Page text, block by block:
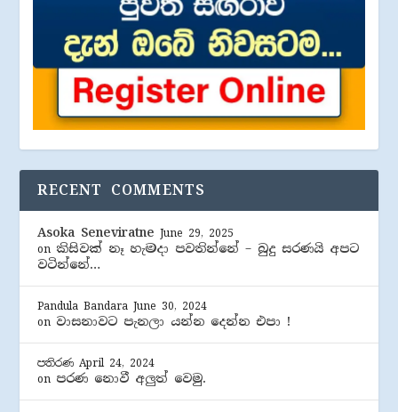
RECENT COMMENTS
Asoka Seneviratne June 29, 2025
on කිසිවක් නෑ හැමදා පවතින්නේ – බුදු සරණයි අපට
වටින්නේ…
Pandula Bandara June 30, 2024
on වාසනාවට පැනලා යන්න දෙන්න එපා !
පතිරණ April 24, 2024
on පරණ නොවී අලුත් වෙමු.